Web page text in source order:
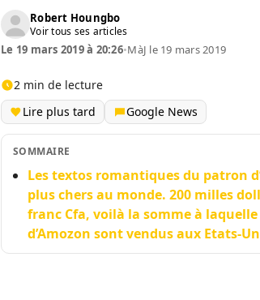
Robert Houngbo
Voir tous ses articles
Le 19 mars 2019 à 20:26•MàJ le 19 mars 2019
2 min de lecture
Lire plus tard
Google News
SOMMAIRE
Les textos romantiques du patron
plus chers au monde. 200 milles
franc Cfa, voilà la somme à
d’Amozon sont vendus aux Etats-